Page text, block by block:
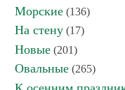
Морские (136)
На стену (17)
Новые (201)
Овальные (265)